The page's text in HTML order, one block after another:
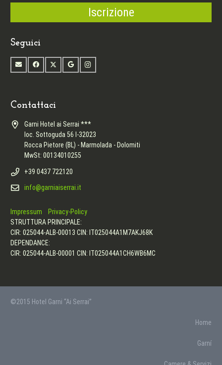
Seguici
Contattaci
Garni Hotel ai Serrai ***
loc. Sottoguda 56 I-32023
Rocca Pietore (BL) - Marmolada - Dolomiti
MwSt: 00134010255
+39 0437 722120
info@garniaiserrai.it
Impressum
Privacy-Policy
STRUTTURA PRINCIPALE:
CIR: 025044-ALB-00013 CIN: IT025044A1M7AKJ68K
DEPENDANCE:
CIR: 025044-ALB-00001 CIN: IT025044A1CH6WB6MC
©2015 Hotel Garni “Ai Serrai”
Home
Garní